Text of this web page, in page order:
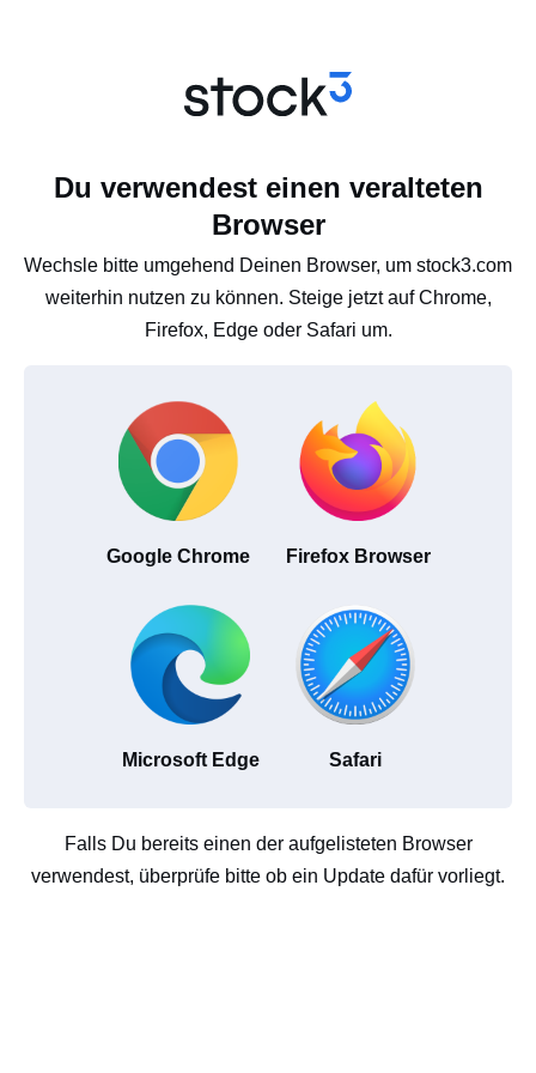
Du verwendest einen veralteten
Browser
Wechsle bitte umgehend Deinen Browser, um stock3.com
weiterhin nutzen zu können. Steige jetzt auf Chrome,
Firefox, Edge oder Safari um.
Google Chrome Firefox Browser
Microsoft Edge Safari
Falls Du bereits einen der aufgelisteten Browser
verwendest, überprüfe bitte ob ein Update dafür vorliegt.